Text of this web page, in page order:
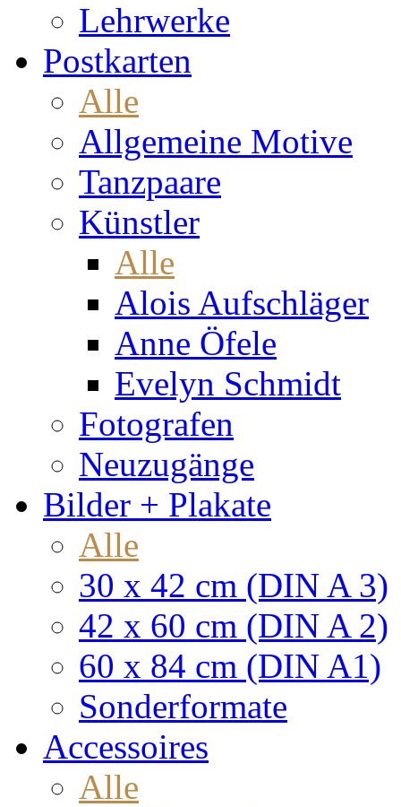
Lehrwerke
Postkarten
Alle
Allgemeine Motive
Tanzpaare
Künstler
Alle
Alois Aufschläger
Anne Öfele
Evelyn Schmidt
Fotografen
Neuzugänge
Bilder + Plakate
Alle
30 x 42 cm (DIN A 3)
42 x 60 cm (DIN A 2)
60 x 84 cm (DIN A1)
Sonderformate
Accessoires
Alle